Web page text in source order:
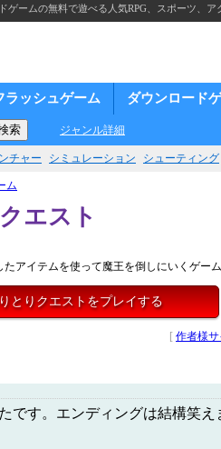
ームの無料で遊べる人気RPG、スポーツ、
ラッシュゲーム ダウンロード
ジャンル詳細
チャー シミュレーション シューティング
ム
エスト
たアイテムを使って魔王を倒しにいくゲー
とりクエストをプレイする
[ 作者様サ
です。エンディングは結構笑え